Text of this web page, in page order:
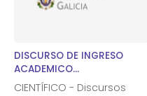
DISCURSO DE INGRESO
ACADEMICO
CORRESPONDIENTE DR.
CIENTÍFICO - Discursos